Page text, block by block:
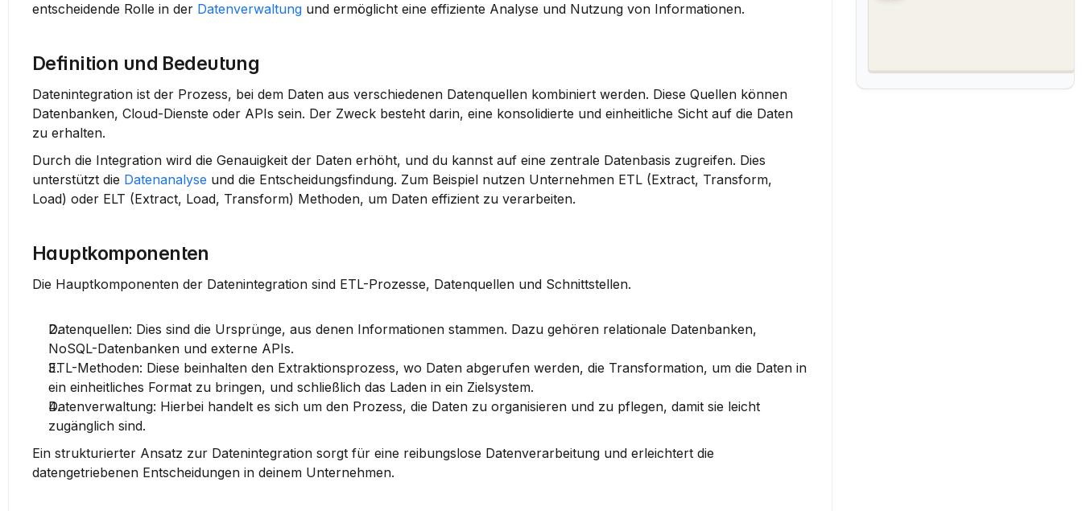
entscheidende Rolle in der Datenverwaltung und ermöglicht eine effiziente Analyse und Nutzung von Informationen.
Definition und Bedeutung
Datenintegration ist der Prozess, bei dem Daten aus verschiedenen Datenquellen kombiniert werden. Diese Quellen können
Datenbanken, Cloud-Dienste oder APIs sein. Der Zweck besteht darin, eine konsolidierte und einheitliche Sicht auf die Daten
zu erhalten.
Durch die Integration wird die Genauigkeit der Daten erhöht, und du kannst auf eine zentrale Datenbasis zugreifen. Dies
unterstützt die Datenanalyse und die Entscheidungsfindung. Zum Beispiel nutzen Unternehmen ETL (Extract, Transform,
Load) oder ELT (Extract, Load, Transform) Methoden, um Daten effizient zu verarbeiten.
Hauptkomponenten
Die Hauptkomponenten der Datenintegration sind ETL-Prozesse, Datenquellen und Schnittstellen.
Datenquellen: Dies sind die Ursprünge, aus denen Informationen stammen. Dazu gehören relationale Datenbanken,
NoSQL-Datenbanken und externe APIs.
ETL-Methoden: Diese beinhalten den Extraktionsprozess, wo Daten abgerufen werden, die Transformation, um die Daten in
ein einheitliches Format zu bringen, und schließlich das Laden in ein Zielsystem.
Datenverwaltung: Hierbei handelt es sich um den Prozess, die Daten zu organisieren und zu pflegen, damit sie leicht
zugänglich sind.
Ein strukturierter Ansatz zur Datenintegration sorgt für eine reibungslose Datenverarbeitung und erleichtert die
datengetriebenen Entscheidungen in deinem Unternehmen.